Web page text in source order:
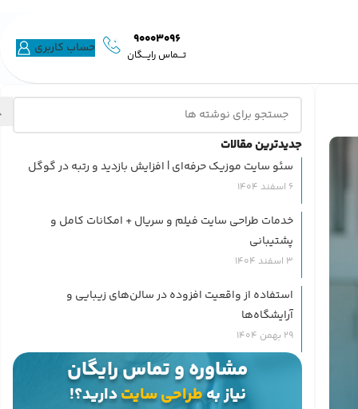
90003096
تـــماس رایـــگان حساب کاربری
جدیدترین مقالات
سئو سایت موزیک حرفه‌ای | افزایش بازدید و رتبه در گوگل
6 اسفند 1404
خدمات طراحی سایت فیلم و سریال + امکانات کامل و
پشتیبانی
3 اسفند 1404
استفاده از واقعیت افزوده در سالن‌های زیبایی و
آرایشگاه‌ها
29 بهمن 1404
مشاوره و تماس رایگان
نیاز بهطراحی سایتدارید؟!